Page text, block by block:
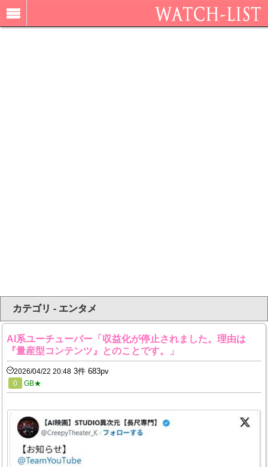
カテゴリ - エンタメ
AI系ユーチューバー「収益化が停止されました。理由は
『量産型コンテンツ』とのことです。」
2026/04/22 20:48 3件 683pv
0 GB★